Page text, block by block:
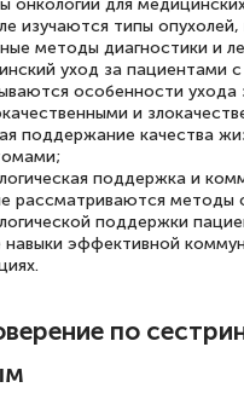
методические
Времени на
Курс
в школе.
Евгения Коротких
Знаток города 2 уровня
12 марта 2026
онкологии для
изучаются типы опухолей,
методы диагностики и
уход за пациентами
особенности ухода
и
поддержание качества
поддержка и
рассматриваются методы
поддержки
навыки эффективной
по